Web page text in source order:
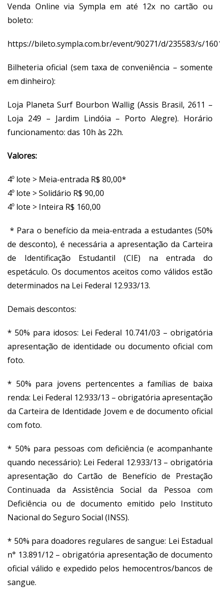
Venda Online via Sympla em até 12x no cartão ou
boleto:
https://bileto.sympla.com.br/event/90271/d/235583/s/
Bilheteria oficial (sem taxa de conveniência – somente
em dinheiro):
Loja Planeta Surf Bourbon Wallig (Assis Brasil, 2611 –
Loja 249 – Jardim Lindóia – Porto Alegre). Horário
funcionamento: das 10h às 22h.
Valores:
4º lote > Meia-entrada R$ 80,00*
4º lote > Solidário R$ 90,00
4º lote > Inteira R$ 160,00
* Para o benefício da meia-entrada a estudantes (50%
de desconto), é necessária a apresentação da Carteira
de Identificação Estudantil (CIE) na entrada do
espetáculo. Os documentos aceitos como válidos estão
determinados na Lei Federal 12.933/13.
Demais descontos:
* 50% para idosos: Lei Federal 10.741/03 – obrigatória
apresentação de identidade ou documento oficial com
foto.
* 50% para jovens pertencentes a famílias de baixa
renda: Lei Federal 12.933/13 – obrigatória apresentação
da Carteira de Identidade Jovem e de documento oficial
com foto.
* 50% para pessoas com deficiência (e acompanhante
quando necessário): Lei Federal 12.933/13 – obrigatória
apresentação do Cartão de Benefício de Prestação
Continuada da Assistência Social da Pessoa com
Deficiência ou de documento emitido pelo Instituto
Nacional do Seguro Social (INSS).
* 50% para doadores regulares de sangue: Lei Estadual
n° 13.891/12 – obrigatória apresentação de documento
oficial válido e expedido pelos hemocentros/bancos de
sangue.